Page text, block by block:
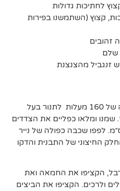
קצוץ (השתמשנו בפירות
חממו את התנור לטמפרטורה של 160 מעלות לתנור בעל
גז. שמנו ומלאו כפליים את הצדדים
תבנית אפייה בעומק 15 ס״מ. לפפו שכבה כפולה של נייר
החיצוני של התבנית והדקו
הקציפו את החמאה ואת
ולרכים. הקציפו את הביצים